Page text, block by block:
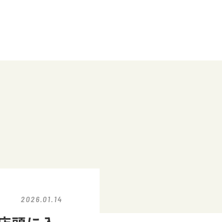
2026.01.14